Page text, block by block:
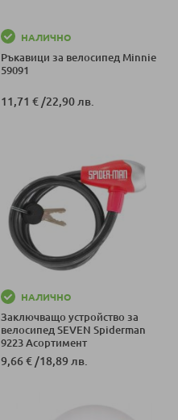
НАЛИЧНО
Ръкавици за велосипед Minnie
59091
11,71 € /22,90 лв.
НАЛИЧНО
Заключващо устройство за
велосипед SEVEN Spiderman
9223 Асортимент
9,66 €/18,89 лв.